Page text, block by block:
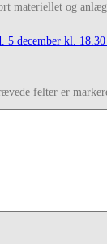
materiellet og
5 december kl. 18.30
felter er